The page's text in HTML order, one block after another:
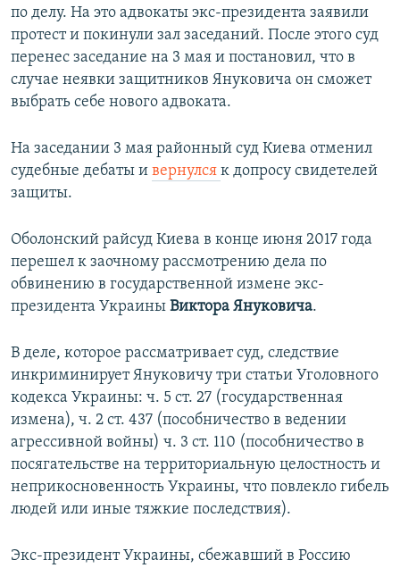
по делу. На это адвокаты экс-президента заявили
протест и покинули зал заседаний. После этого суд
перенес заседание на 3 мая и постановил, что в
случае неявки защитников Януковича он сможет
выбрать себе нового адвоката.
На заседании 3 мая районный суд Киева отменил
судебные дебаты и вернулся к допросу свидетелей
защиты.
Оболонский райсуд Киева в конце июня 2017 года
перешел к заочному рассмотрению дела по
обвинению в государственной измене экс-
президента Украины Виктора Януковича.
В деле, которое рассматривает суд, следствие
инкриминирует Януковичу три статьи Уголовного
кодекса Украины: ч. 5 ст. 27 (государственная
измена), ч. 2 ст. 437 (пособничество в ведении
агрессивной войны) ч. 3 ст. 110 (пособничество в
посягательстве на территориальную целостность и
неприкосновенность Украины, что повлекло гибель
людей или иные тяжкие последствия).
Экс-президент Украины, сбежавший в Россию